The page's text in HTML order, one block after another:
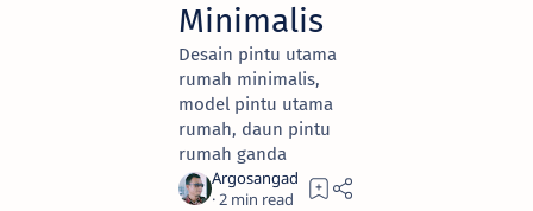
Minimalis
Desain pintu utama
rumah minimalis,
model pintu utama
rumah, daun pintu
rumah ganda
2